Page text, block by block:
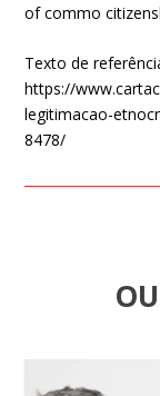
of commo
Texto de
https://
legitimacao-
8478/